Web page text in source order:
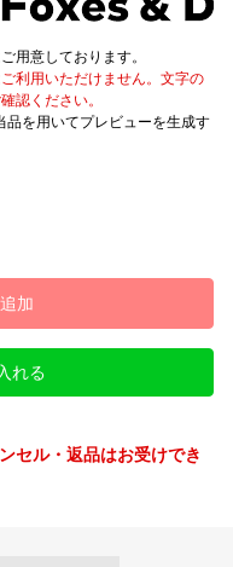
検索
用意しております。
利用いただけません。文字の
認ください。
を用いてプレビューを生成す
加
れる
セル・返品はお受けでき